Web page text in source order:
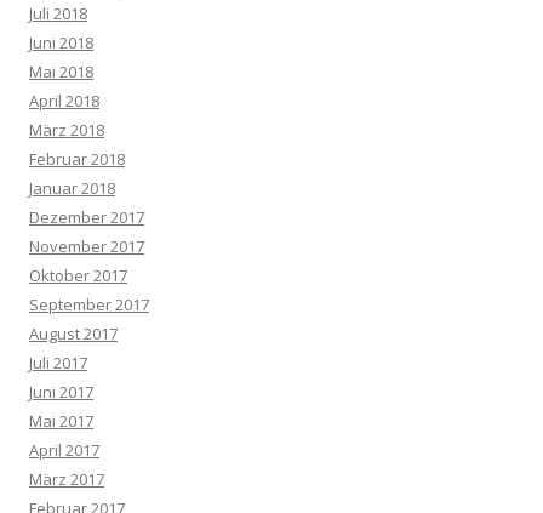
Juli 2018
Juni 2018
Mai 2018
April 2018
März 2018
Februar 2018
Januar 2018
Dezember 2017
November 2017
Oktober 2017
September 2017
August 2017
Juli 2017
Juni 2017
Mai 2017
April 2017
März 2017
Februar 2017